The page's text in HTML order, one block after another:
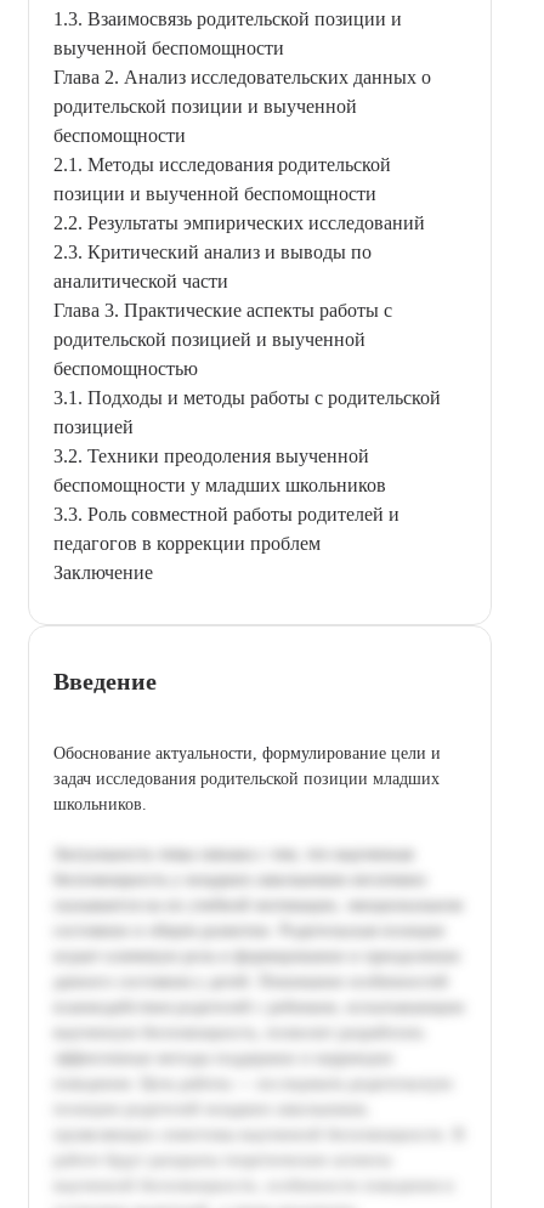
1.3. Взаимосвязь родительской позиции и
выученной беспомощности
Глава 2. Анализ исследовательских данных о
родительской позиции и выученной
беспомощности
2.1. Методы исследования родительской
позиции и выученной беспомощности
2.2. Результаты эмпирических исследований
2.3. Критический анализ и выводы по
аналитической части
Глава 3. Практические аспекты работы с
родительской позицией и выученной
беспомощностью
3.1. Подходы и методы работы с родительской
позицией
3.2. Техники преодоления выученной
беспомощности у младших школьников
3.3. Роль совместной работы родителей и
педагогов в коррекции проблем
Заключение
Введение
Обоснование актуальности, формулирование цели и
задач исследования родительской позиции младших
школьников.